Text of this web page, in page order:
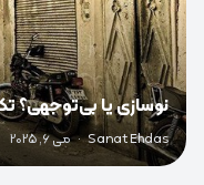
نوسازی یا بی‌توجهی؟
Sanat Ehdas
· می 6, 2025